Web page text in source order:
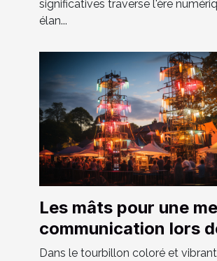
significatives traverse l'ère
élan...
Les mâts pour une
communication lors
festivals
Dans le tourbillon coloré et